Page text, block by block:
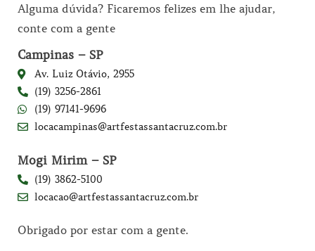
Alguma dúvida? Ficaremos felizes em lhe ajudar,
conte com a gente
Campinas – SP
Av. Luiz Otávio, 2955
(19) 3256-2861
(19) 97141-9696
locacampinas@artfestassantacruz.com.br
Mogi Mirim – SP
(19) 3862-5100
locacao@artfestassantacruz.com.br
Obrigado por estar com a gente.